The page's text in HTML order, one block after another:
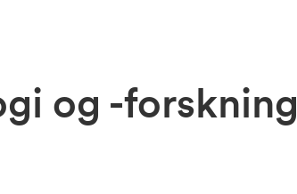
og -forskning